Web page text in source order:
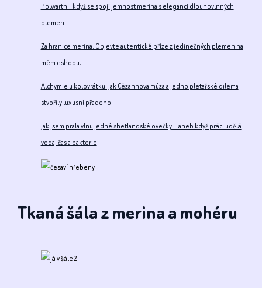
Polwarth – když se spojí jemnost merina s elegancí dlouhovlnných
plemen
Za hranice merina. Objevte autentické příze z jedinečných plemen na
mém eshopu.
Alchymie u kolovrátku: Jak Cézannova múza a jedno pletařské dilema
stvořily luxusní přadeno
Jak jsem prala vlnu jedné shetlandské ovečky — aneb když práci udělá
voda, čas a bakterie
Tkaná šála z merina a mohéru